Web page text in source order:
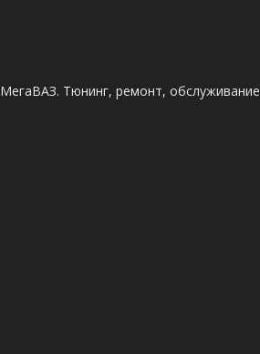
МегаВАЗ. Тюнинг, ремонт, обслуживание